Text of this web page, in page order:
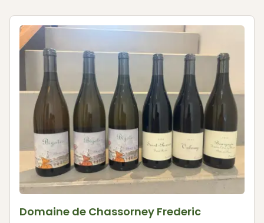
Domaine de Chassorney Frederic